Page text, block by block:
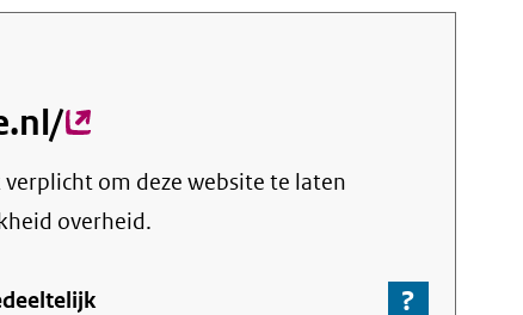
(externe
link)om deze website te laten
overheid.
?